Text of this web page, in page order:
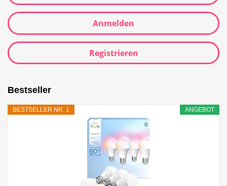
Anmelden
Registrieren
Bestseller
ANGEBOT
BESTSELLER NR. 1